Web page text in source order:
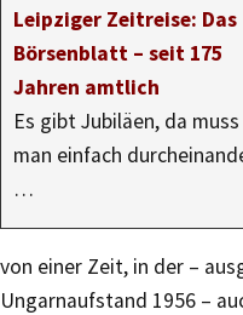
Leipziger Zeitreise: Das
Börsenblatt – seit 175
Jahren amtlich
Es gibt Jubiläen, da muss
man einfach
…
von einer Zeit, in der –
Ungarnaufstand 1956 –